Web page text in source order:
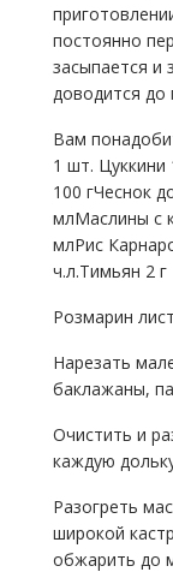
постоянно
засыпается и
доводится до
Вам
1 шт.
100 гЧеснок
млМаслины с
млРис
ч.л.Тимьян 2 г
Розмарин
Нарезать
баклажаны,
Очистить и
каждую
Разогреть
широкой
обжарить до